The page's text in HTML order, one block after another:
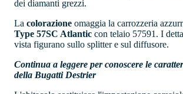
dei diamanti grezzi.
La colorazione omaggia la carrozzeria
Type 57SC Atlantic con telaio 57591. I
vista figurano sullo splitter e sul diffusore.
Continua a leggere per conoscere le
della Bugatti Destrier